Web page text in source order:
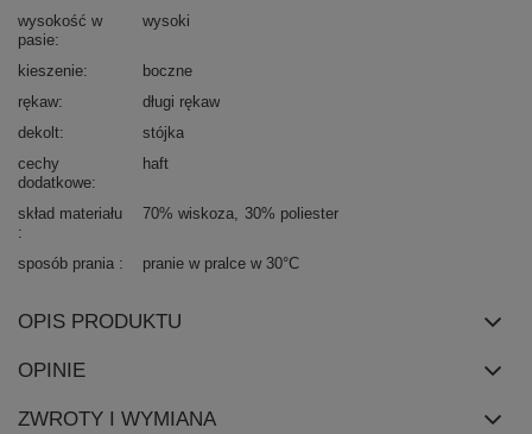
wysokość w
pasie
wysoki
kieszenie
boczne
rękaw
długi rękaw
dekolt
stójka
cechy
dodatkowe
haft
skład materiału 70% wiskoza 30% poliester
sposób prania pranie w pralce w 30°C
OPIS PRODUKTU
OPINIE
ZWROTY I WYMIANA